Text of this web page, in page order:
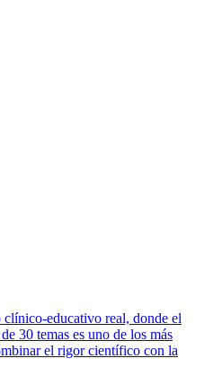
educativo real, donde el
30 temas es uno de los más
el rigor científico con la